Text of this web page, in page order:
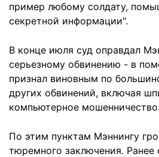
пример любому солдату,
секретной информации".
В конце июля суд оправдал
серьезному обвинению - в
признал виновным по
других обвинений, включая
компьютерное мошенничество.
По этим пунктам Мэннингу
тюремного заключения. Ранее